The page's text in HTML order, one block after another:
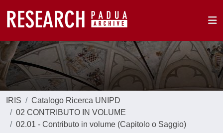
IRIS
Catalogo Ricerca UNIPD
02 CONTRIBUTO IN VOLUME
02.01 - Contributo in volume (Capitolo o Saggio)